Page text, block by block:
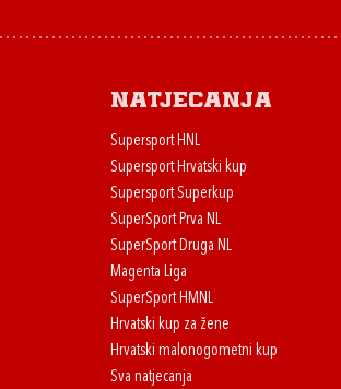
Natjecanja
Supersport HNL
Supersport Hrvatski kup
Supersport Superkup
SuperSport Prva NL
SuperSport Druga NL
Magenta Liga
SuperSport HMNL
Hrvatski kup za žene
Hrvatski malonogometni kup
Sva natjecanja